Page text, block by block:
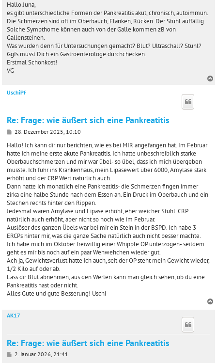
i
t
r
a
g
Hallo Juna,
es gibt unterschiedliche Formen der Pankreatitis akut, chronisch, autoimmun.
Die Schmerzen sind oft im Oberbauch, Flanken, Rücken. Der Stuhl auffällig.
Solche Sympthome können auch von der Galle kommen zB von
Gallensteinen.
Was wurden denn für Untersuchungen gemacht? Blut? Ultraschall? Stuhl?
Ggfs musst Dich ein Gastroenterologe durchchecken.
Erstmal Schonkost!
VG
UschiPf
Re: Frage: wie äußert sich eine Pankreatitis
B
i
t
r
a
g
28. Dezember 2025, 10:10
Hallo! Ich kann dir nur berichten, wie es bei MIR angefangen hat. Im Februar
hatte ich meine erste akute Pankreatitis. Ich hatte unbeschreiblich starke
Oberbauchschmerzen und mir war übel- so übel, dass ich mich übergeben
musste. Ich fuhr ins Krankenhaus, mein Lipasewert über 6000, Amylase stark
erhöht und der CRP Wert natürlich auch.
Dann hatte ich monatlich eine Pankreatitis- die Schmerzen fingen immer
zirka eine halbe Stunde nach dem Essen an. Ein Druck im Oberbauch und ein
Stechen rechts hinter den Rippen.
Jedesmal waren Amylase und Lipase erhöht, eher weicher Stuhl. CRP
natürlich auch erhöht, aber nicht so hoch wie im Februar.
Auslöser des ganzen Übels war bei mir ein Stein in der BSPD. Ich habe 3
ERCPs hinter mir, was die ganze Sache natürlich auch nicht besser machte.
Ich habe mich im Oktober freiwillig einer Whipple OP unterzogen- seitdem
geht es mir bis noch auf ein paar Wehwehchen wieder gut.
Ach ja, Gewichtsverlust hatte ich auch, seit der OP steht mein Gewicht wieder,
1/2 Kilo auf oder ab.
Lass dir Blut abnehmen, aus den Werten kann man gleich sehen, ob du eine
Pankreatitis hast oder nicht.
Alles Gute und gute Besserung! Uschi
AK17
Re: Frage: wie äußert sich eine Pankreatitis
B2. Januar 2026, 21:41